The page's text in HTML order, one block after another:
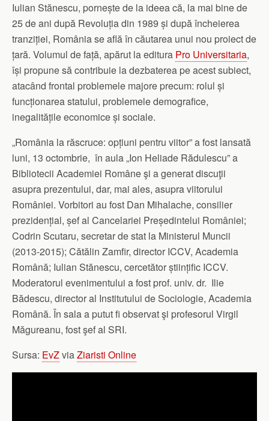
Iulian Stănescu, pornește de la ideea că, la mai bine de
25 de ani după Revoluția din 1989 și după încheierea
tranziției, România se află în căutarea unui nou proiect de
țară. Volumul de față, apărut la editura Pro Universitaria,
își propune să contribuie la dezbaterea pe acest subiect,
atacând frontal problemele majore precum: rolul și
funcționarea statului, problemele demografice,
inegalitățile economice și sociale.
„România la răscruce: opțiuni pentru viitor” a fost lansată
luni, 13 octombrie, în aula „Ion Heliade Rădulescu” a
Bibliotecii Academiei Române şi a generat discuţii
asupra prezentului, dar, mai ales, asupra viitorului
României. Vorbitori au fost Dan Mihalache, consilier
prezidențial, șef al Cancelariei Președintelui României;
Codrin Scutaru, secretar de stat la Ministerul Muncii
(2013-2015); Cătălin Zamfir, director ICCV, Academia
Română; Iulian Stănescu, cercetător științific ICCV.
Moderatorul evenimentului a fost prof. univ. dr. Ilie
Bădescu, director al Institutului de Sociologie, Academia
Română. În sala a putut fi observat şi profesorul Virgil
Măgureanu, fost şef al SRI.
Sursa: EvZviaZiaristi Online